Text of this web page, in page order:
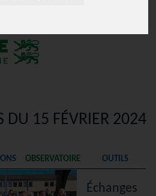
DU 15 FÉVRIER 2024
OBSERVATOIRE OUTILS
Échanges